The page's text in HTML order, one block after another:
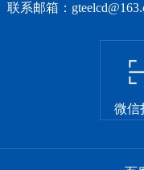
联系邮箱：
微信